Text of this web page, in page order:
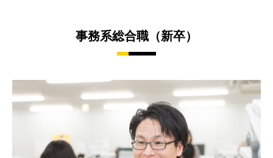
事務系総合職（新卒）